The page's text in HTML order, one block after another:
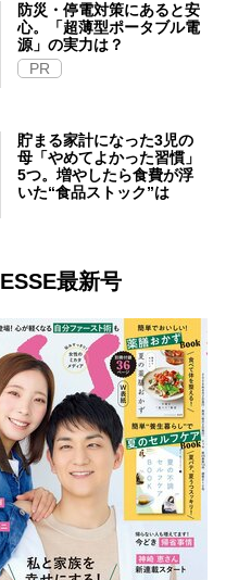
防災・停電対策にあると安
心。「超薄型ポータブル電
源」の実力は？​
PR
貯まる家計になった3児の
母「やめてよかった習慣」
5つ。増やしたら食費が浮
いた“食品ストック”は
ESSE最新号